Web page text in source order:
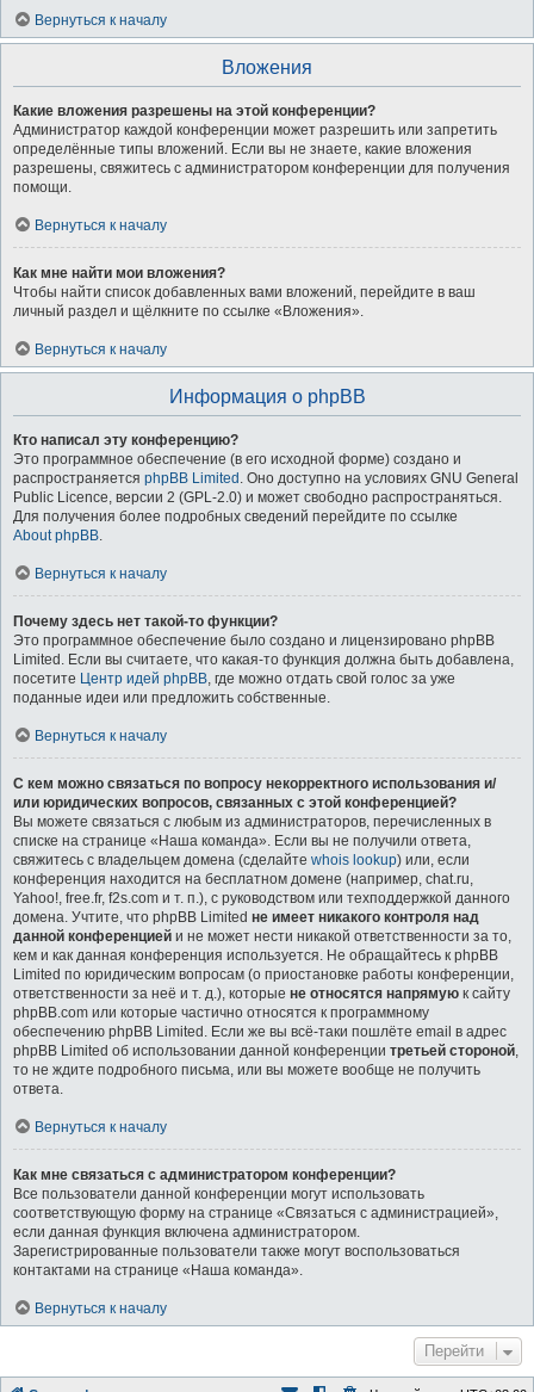
Вернуться к началу
Вложения
Какие вложения разрешены на этой конференции?
Администратор каждой конференции может разрешить или запретить
определённые типы вложений. Если вы не знаете, какие вложения
разрешены, свяжитесь с администратором конференции для получения
помощи.
Вернуться к началу
Как мне найти мои вложения?
Чтобы найти список добавленных вами вложений, перейдите в ваш
личный раздел и щёлкните по ссылке «Вложения».
Вернуться к началу
Информация о phpBB
Кто написал эту конференцию?
Это программное обеспечение (в его исходной форме) создано и
распространяется phpBB Limited . Оно доступно на условиях GNU General
Public Licence, версии 2 (GPL-2.0) и может свободно распространяться.
Для получения более подробных сведений перейдите по ссылке
About phpBB.
Вернуться к началу
Почему здесь нет такой-то функции?
Это программное обеспечение было создано и лицензировано phpBB
Limited. Если вы считаете, что какая-то функция должна быть добавлена,
посетите Центр идей phpBB, где можно отдать свой голос за уже
поданные идеи или предложить собственные.
Вернуться к началу
С кем можно связаться по вопросу некорректного использования и/
или юридических вопросов, связанных с этой конференцией?
Вы можете связаться с любым из администраторов, перечисленных в
списке на странице «Наша команда». Если вы не получили ответа,
свяжитесь с владельцем домена (сделайте whois lookup) или, если
конференция находится на бесплатном домене (например, chat.ru,
Yahoo!, free.fr, f2s.com и т. п.), с руководством или техподдержкой данного
домена. Учтите, что phpBB Limited не имеет никакого контроля над
данной конференцией и не может нести никакой ответственности за то,
кем и как данная конференция используется. Не обращайтесь к phpBB
Limited по юридическим вопросам (о приостановке работы конференции,
ответственности за неё и т. д.), которые не относятся напрямую к сайту
phpBB.com или которые частично относятся к программному
обеспечению phpBB Limited. Если же вы всё-таки пошлёте email в адрес
phpBB Limited об использовании данной конференции третьей стороной,
то не ждите подробного письма, или вы можете вообще не получить
ответа.
Вернуться к началу
Как мне связаться с администратором конференции?
Все пользователи данной конференции могут использовать
соответствующую форму на странице «Связаться с администрацией»,
если данная функция включена администратором.
Зарегистрированные пользователи также могут воспользоваться
контактами на странице «Наша команда».
Вернуться к началу
Перейти